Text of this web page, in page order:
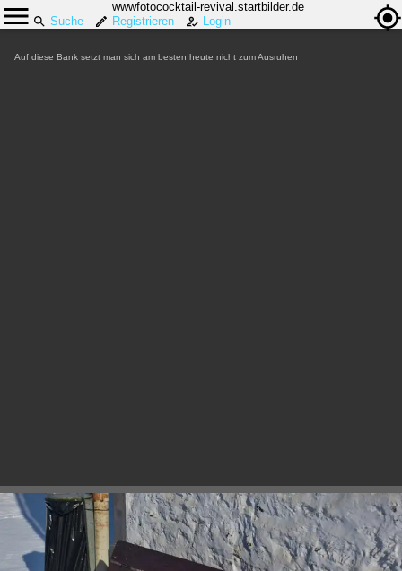
wwwfotococktail-revival.startbilder.de
Suche
Registrieren Login
Auf diese Bank setzt man sich am besten heute nicht zum Ausruhen